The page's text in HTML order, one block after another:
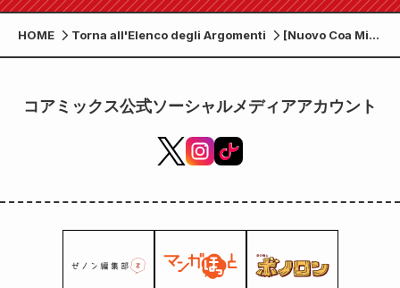
HOME Torna all'Elenco degli Argomenti
[Nuovo Coa Mix]
Zenon Comics
コアミックス公式ソーシャルメディアアカウント